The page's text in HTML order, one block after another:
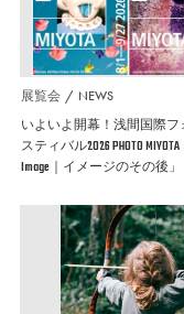
展覧会 NEWS
いよいよ開幕！浅間国際フ
スティバル2026 PHOTO
Image｜イメージのその後」